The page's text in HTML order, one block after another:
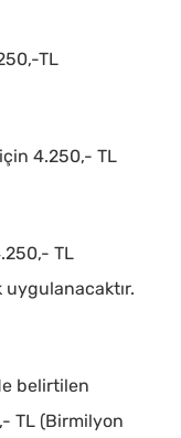
TL
4.250,- TL
TL
uygulanacaktır.
belirtilen
TL (Birmilyon